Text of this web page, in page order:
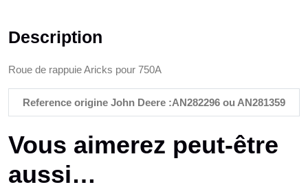
Description
Roue de rappuie Aricks pour 750A
Reference origine John Deere :AN282296 ou AN281359
Vous aimerez peut-être
aussi…